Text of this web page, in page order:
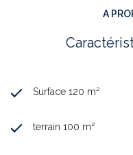
A
Surface 120 m²
terrain 100 m²